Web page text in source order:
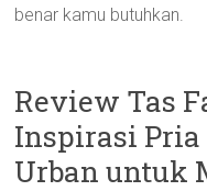
benar kamu butuhkan.
Review Tas
Inspirasi
Urban untuk